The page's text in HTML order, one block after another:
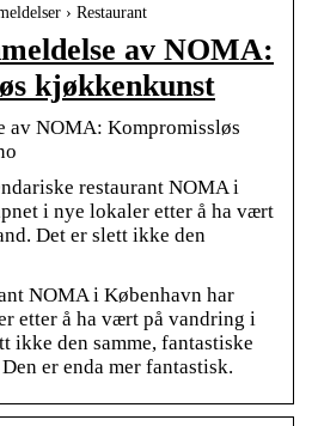
› Restaurant
av NOMA:
kjøkkenkunst
av NOMA: Kompromissløs
restaurant NOMA i
i nye lokaler etter å ha vært
Det er slett ikke den
NOMA i København har
etter å ha vært på vandring i
ikke den samme, fantastiske
er enda mer fantastisk.